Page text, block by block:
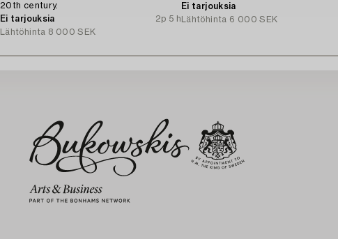
20th century.
Ei tarjouksia
2p 5 h
Lähtöhinta 8 000 SEK
Ei tarjouksia
Lähtöhinta 6 000 SEK